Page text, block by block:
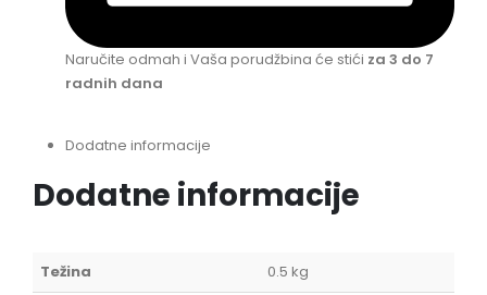
Naručite odmah i Vaša porudžbina će stići za 3 do 7
radnih dana
Dodatne informacije
Dodatne informacije
Težina 0.5 kg